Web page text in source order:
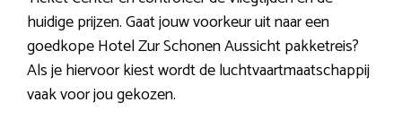
huidige prijzen. Gaat jouw voorkeur uit naar een
goedkope Hotel Zur Schonen Aussicht pakketreis?
Als je hiervoor kiest wordt de luchtvaartmaatschappij
vaak voor jou gekozen.